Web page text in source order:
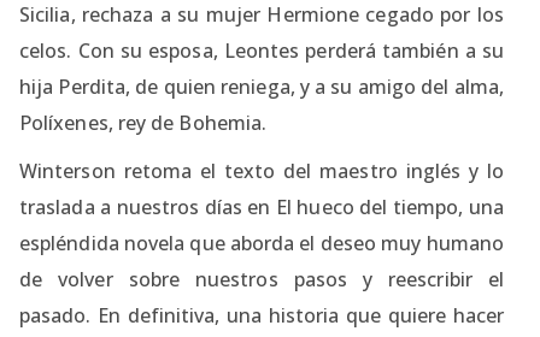
Sicilia, rechaza a su mujer Hermione cegado por los
celos. Con su esposa, Leontes perderá también a su
hija Perdita, de quien reniega, y a su amigo del alma,
Políxenes, rey de Bohemia.
Winterson retoma el texto del maestro inglés y lo
traslada a nuestros días en El hueco del tiempo, una
espléndida novela que aborda el deseo muy humano
de volver sobre nuestros pasos y reescribir el
pasado. En definitiva, una historia que quiere hacer